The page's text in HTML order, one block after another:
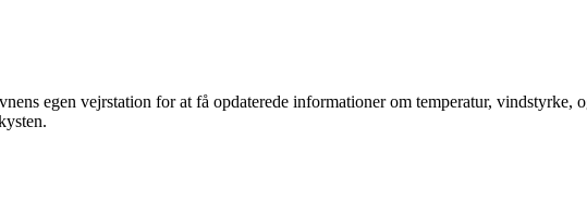
egen vejrstation for at få opdaterede informationer om temperatur, vindstyrke,